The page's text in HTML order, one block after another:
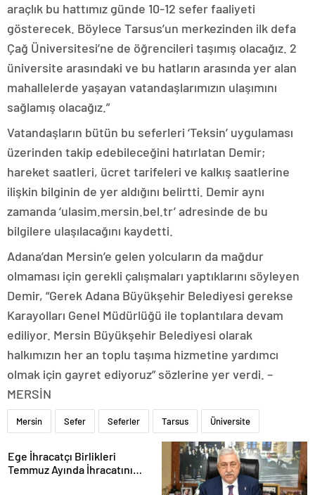
araçlık bu hattımız günde 10-12 sefer faaliyeti
gösterecek. Böylece Tarsus’un merkezinden ilk defa
Çağ Üniversitesi’ne de öğrencileri taşımış olacağız. 2
üniversite arasındaki ve bu hatların arasında yer alan
mahallelerde yaşayan vatandaşlarımızın ulaşımını
sağlamış olacağız.”
Vatandaşların bütün bu seferleri ‘Teksin’ uygulaması
üzerinden takip edebileceğini hatırlatan Demir;
hareket saatleri, ücret tarifeleri ve kalkış saatlerine
ilişkin bilginin de yer aldığını belirtti. Demir aynı
zamanda ‘ulasim.mersin.bel.tr’ adresinde de bu
bilgilere ulaşılacağını kaydetti.
Adana’dan Mersin’e gelen yolcuların da mağdur
olmaması için gerekli çalışmaları yaptıklarını söyleyen
Demir, “Gerek Adana Büyükşehir Belediyesi gerekse
Karayolları Genel Müdürlüğü ile toplantılara devam
ediliyor. Mersin Büyükşehir Belediyesi olarak
halkımızın her an toplu taşıma hizmetine yardımcı
olmak için gayret ediyoruz” sözlerine yer verdi. –
MERSİN
Mersin Sefer Seferler Tarsus Üniversite
Ege İhracatçı Birlikleri
Temmuz Ayında İhracatını